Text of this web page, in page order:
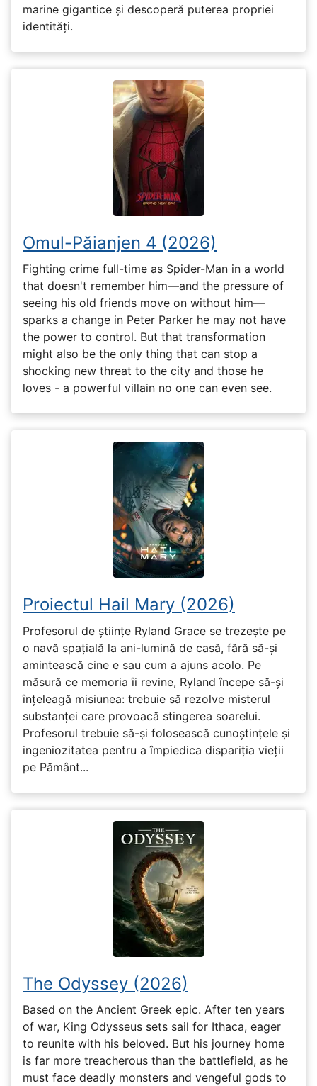
marine gigantice și descoperă puterea propriei
identități.
Omul-Păianjen 4 (2026)
Fighting crime full-time as Spider-Man in a world
that doesn't remember him—and the pressure of
seeing his old friends move on without him—
sparks a change in Peter Parker he may not have
the power to control. But that transformation
might also be the only thing that can stop a
shocking new threat to the city and those he
loves - a powerful villain no one can even see.
Proiectul Hail Mary (2026)
Profesorul de științe Ryland Grace se trezește pe
o navă spațială la ani-lumină de casă, fără să-și
amintească cine e sau cum a ajuns acolo. Pe
măsură ce memoria îi revine, Ryland începe să-și
înțeleagă misiunea: trebuie să rezolve misterul
substanței care provoacă stingerea soarelui.
Profesorul trebuie să-și folosească cunoștințele și
ingeniozitatea pentru a împiedica dispariția vieții
pe Pământ...
The Odyssey (2026)
Based on the Ancient Greek epic. After ten years
of war, King Odysseus sets sail for Ithaca, eager
to reunite with his beloved. But his journey home
is far more treacherous than the battlefield, as he
must face deadly monsters and vengeful gods to